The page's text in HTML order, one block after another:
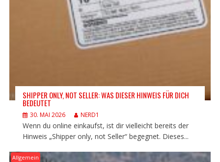
SHIPPER ONLY, NOT SELLER: WAS DIESER HINWEIS FÜR DICH
BEDEUTET
30. MAI 2026 NERD1
Wenn du online einkaufst, ist dir vielleicht bereits der
Hinweis „Shipper only, not Seller“ begegnet. Dieses...
Allgemein